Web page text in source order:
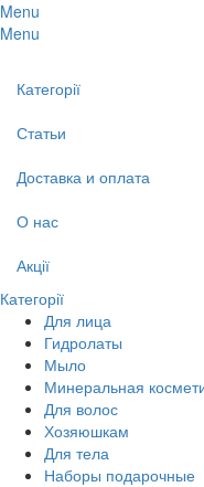
Menu
Menu
Категорії
Статьи
Доставка и оплата
О нас
Акції
Категорії
Для лица
Гидролаты
Мыло
Минеральная
Для волос
Хозяюшкам
Для тела
Наборы подарочные